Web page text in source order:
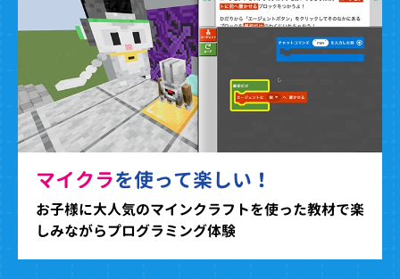
マイクラを使って楽しい！
お子様に大人気のマインクラフトを使った教材で楽
しみながらプログラミング体験